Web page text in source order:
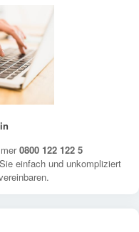
0800 122 122 5
einfach und unkompliziert